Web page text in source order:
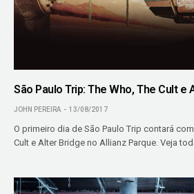
São Paulo Trip: The Who, The Cult e
JOHN PEREIRA 13/08/2017
O primeiro dia de São Paulo Trip contará
Cult e Alter Bridge no Allianz Parque. Veja